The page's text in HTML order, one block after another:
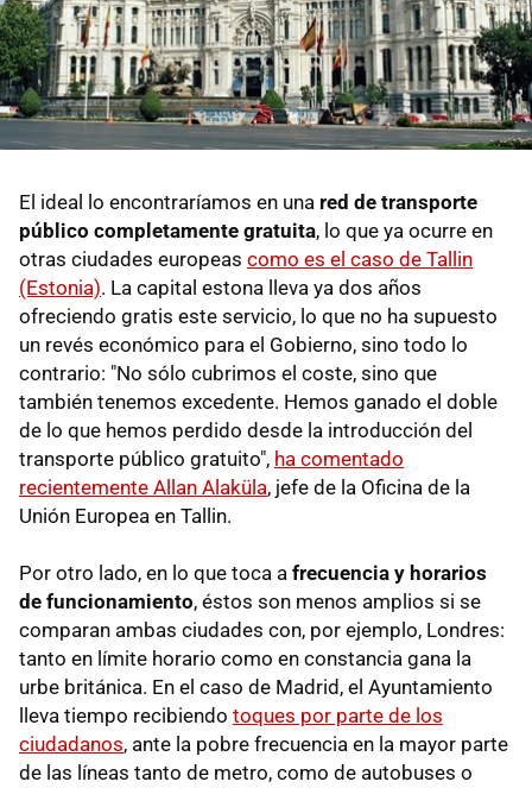
El ideal lo encontraríamos en una red de transporte
público completamente gratuita, lo que ya ocurre en
otras ciudades europeas como es el caso de Tallin
(Estonia). La capital estona lleva ya dos años
ofreciendo gratis este servicio, lo que no ha supuesto
un revés económico para el Gobierno, sino todo lo
contrario: "No sólo cubrimos el coste, sino que
también tenemos excedente. Hemos ganado el doble
de lo que hemos perdido desde la introducción del
transporte público gratuito", ha comentado
recientemente Allan Alaküla, jefe de la Oficina de la
Unión Europea en Tallin.
Por otro lado, en lo que toca a frecuencia y horarios
de funcionamiento, éstos son menos amplios si se
comparan ambas ciudades con, por ejemplo, Londres:
tanto en límite horario como en constancia gana la
urbe británica. En el caso de Madrid, el Ayuntamiento
lleva tiempo recibiendo toques por parte de los
ciudadanos, ante la pobre frecuencia en la mayor parte
de las líneas tanto de metro, como de autobuses o